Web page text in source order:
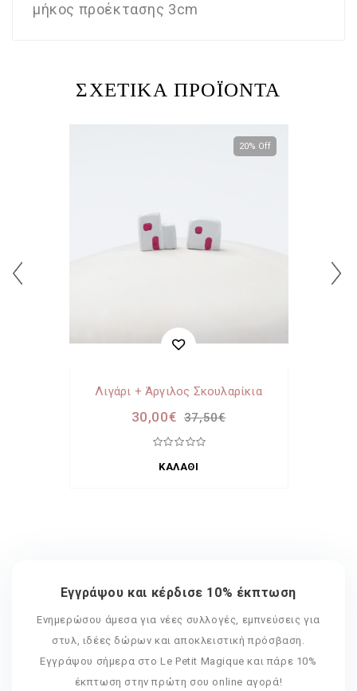
μήκος προέκτασης 3cm
ΣΧΕΤΙΚΆ ΠΡΟΪΌΝΤΑ
20% Off
Λιγάρι + Άργιλος Σκουλαρίκια
30,00€ 37,50€
ΚΑΛΆΘΙ
Εγγράψου και κέρδισε 10% έκπτωση
Ενημερώσου άμεσα για νέες συλλογές, εμπνεύσεις για
στυλ, ιδέες δώρων και αποκλειστική πρόσβαση.
Εγγράψου σήμερα στο Le Petit Magique και πάρε 10%
έκπτωση στην πρώτη σου online αγορά!